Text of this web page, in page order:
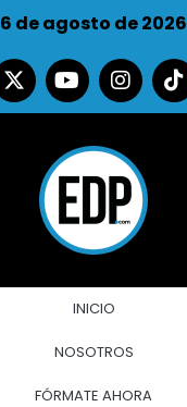
6 de agosto de 2026
INICIO
NOSOTROS
FÓRMATE AHORA